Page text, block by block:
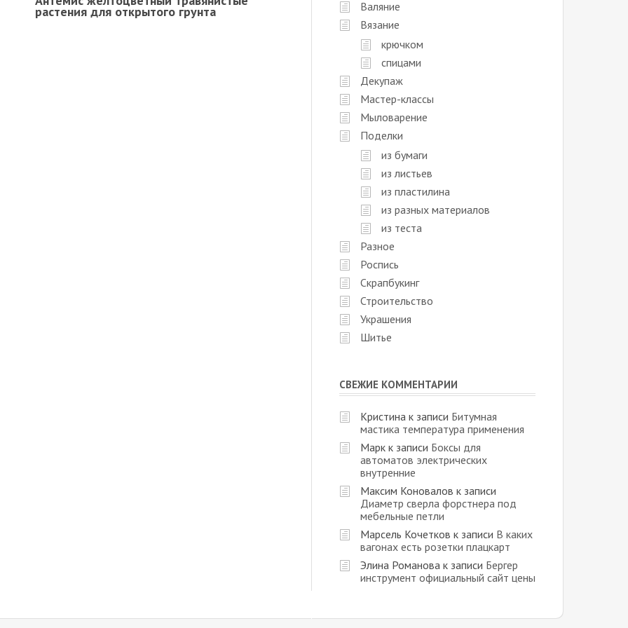
растения для открытого грунта
Валяние
Вязание
крючком
спицами
Декупаж
Мастер-классы
Мыловарение
Поделки
из бумаги
из листьев
из пластилина
из разных материалов
из теста
Разное
Роспись
Скрапбукинг
Строительство
Украшения
Шитье
СВЕЖИЕ КОММЕНТАРИИ
Кристина к записи Битумная
мастика температура применения
Марк к записи Боксы для
автоматов электрических
внутренние
Максим Коновалов к записи
Диаметр сверла форстнера под
мебельные петли
Марсель Кочетков к записи В каких
вагонах есть розетки плацкарт
Элина Романова к записи Бергер
инструмент официальный сайт цены